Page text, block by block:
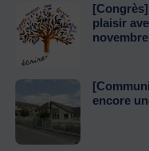
plaisir
encore